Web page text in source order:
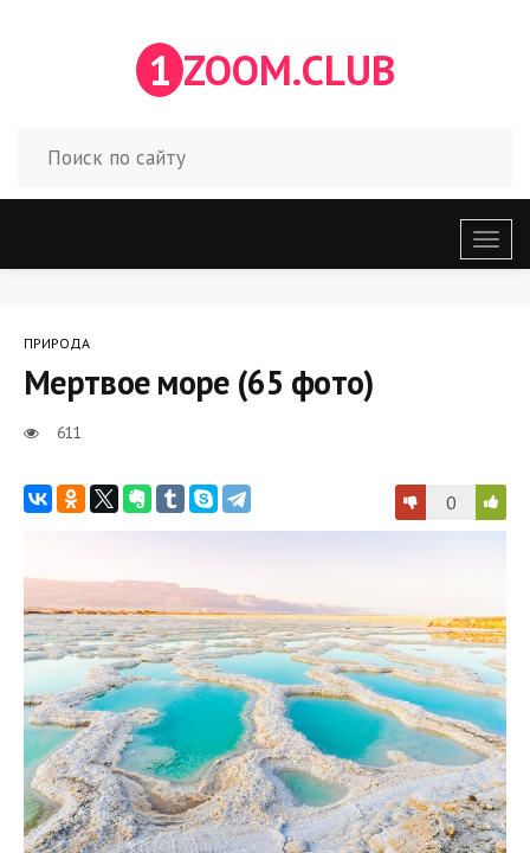
1 ZOOM.CLUB
меню
ПРИРОДА
Мертвое море (65 фото)
611
0